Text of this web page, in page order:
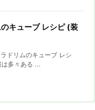
キューブ レシピ (装
ドリムのキューブ レシ
多々ある ...